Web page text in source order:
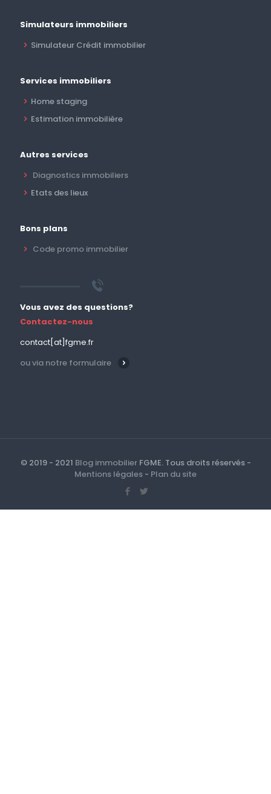
Simulateurs immobiliers
Simulateur Crédit immobilier
Services immobiliers
Home staging
Estimation immobilière
Autres services
Diagnostics immobiliers
Etats des lieux
Bons plans
Code promo immobilier
Vous avez des questions?
Contactez-nous
contact[at]fgme.fr
ou via notre formulaire
© 2019 - 2021 Blog immobilierFGME. Tous droits réservés -
Mentions légales - Plan du site